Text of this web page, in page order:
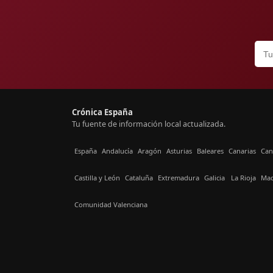
Crónica España
Tu fuente de información local actualizada.
España Andalucía Aragón Asturias Baleares Canarias
Castilla y León Cataluña Extremadura Galicia La Rioja
Comunidad Valenciana